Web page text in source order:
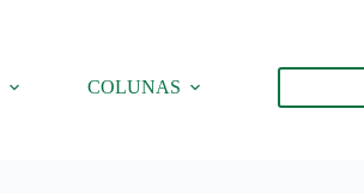
COLUNAS